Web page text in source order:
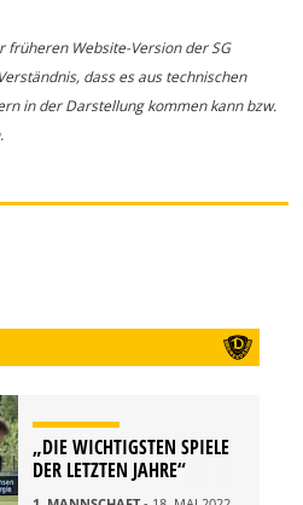
Website-Version der SG
dass es aus technischen
in der Darstellung kommen kann bzw.
„DIE WICHTIGSTEN SPIELE
DER LETZTEN JAHRE“